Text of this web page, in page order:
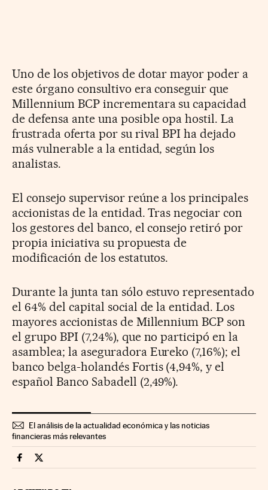
Uno de los objetivos de dotar mayor poder a
este órgano consultivo era conseguir que
Millennium BCP incrementara su capacidad
de defensa ante una posible opa hostil. La
frustrada oferta por su rival BPI ha dejado
más vulnerable a la entidad, según los
analistas.
El consejo supervisor reúne a los principales
accionistas de la entidad. Tras negociar con
los gestores del banco, el consejo retiró por
propia iniciativa su propuesta de
modificación de los estatutos.
Durante la junta tan sólo estuvo representado
el 64% del capital social de la entidad. Los
mayores accionistas de Millennium BCP son
el grupo BPI (7,24%), que no participó en la
asamblea; la aseguradora Eureko (7,16%); el
banco belga-holandés Fortis (4,94%, y el
español Banco Sabadell (2,49%).
El análisis de la actualidad económica y las noticias
financieras más relevantes
Companias Cinco Días en Facebook
Companias Cinco Días en Twitter